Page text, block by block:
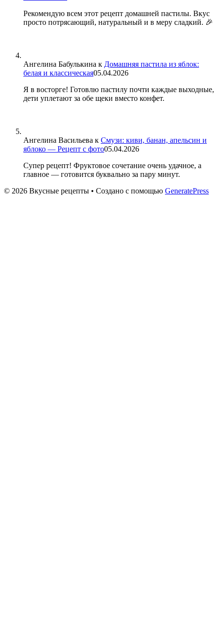
Рекомендую всем этот рецепт домашней пастилы. Вкус
просто потрясающий, натуральный и в меру сладкий. 🎉
Ангелина Бабулькина к Домашняя пастила из яблок:
белая и классическая05.04.2026
Я в восторге! Готовлю пастилу почти каждые выходные,
дети уплетают за обе щеки вместо конфет.
Ангелина Васильева к Смузи: киви, банан, апельсин и
яблоко — Рецепт с фото05.04.2026
Супер рецепт! Фруктовое сочетание очень удачное, а
главное — готовится буквально за пару минут.
© 2026 Вкусные рецепты • Создано с помощью GeneratePress